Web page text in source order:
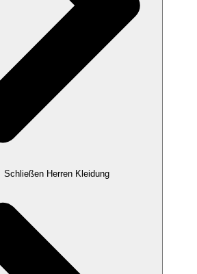
Schließen Herren Kleidung